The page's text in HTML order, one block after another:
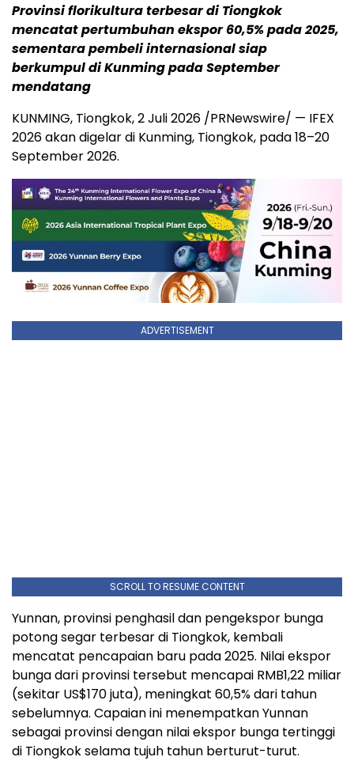
Provinsi florikultura terbesar di Tiongkok
mencatat pertumbuhan ekspor 60,5% pada 2025,
sementara pembeli internasional siap
berkumpul di Kunming pada September
mendatang
KUNMING, Tiongkok,2 Juli 2026 /PRNewswire/ — IFEX
2026 akan digelar di Kunming, Tiongkok, pada 18–20
September 2026.
ADVERTISEMENT
SCROLL TO RESUME CONTENT
Yunnan, provinsi penghasil dan pengekspor bunga
potong segar terbesar di Tiongkok, kembali
mencatat pencapaian baru pada 2025. Nilai ekspor
bunga dari provinsi tersebut mencapai RMB1,22 miliar
(sekitar US$170 juta), meningkat 60,5% dari tahun
sebelumnya. Capaian ini menempatkan Yunnan
sebagai provinsi dengan nilai ekspor bunga tertinggi
di Tiongkok selama tujuh tahun berturut-turut.